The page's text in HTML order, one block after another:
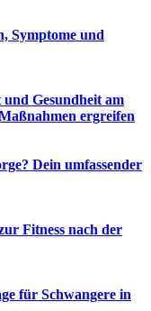
Symptome und
Gesundheit am
ergreifen
Dein umfassender
Fitness nach der
für Schwangere in